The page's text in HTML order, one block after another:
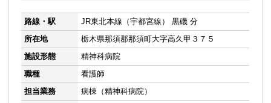
路線・駅
JR東北本線（宇都宮線） 黒磯 分
所在地
栃木県那須郡那須町大字高久甲３７５
施設形態
精神科病院
職種
看護師
担当業務
病棟（精神科病院）